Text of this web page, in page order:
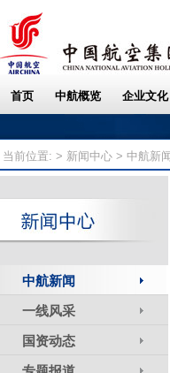
当前位置: > 新闻中心 > 中航新
中航新闻
一线风采
国资动态